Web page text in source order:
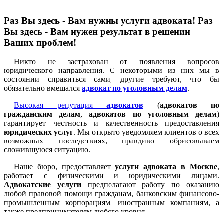
Раз Вы здесь - Вам нужны услуги адвоката! Раз
Вы здесь - Вам нужен результат в решении
Ваших проблем!
Никто не застрахован от появления вопросов
юридического направления. С некоторыми из них мы в
состоянии справиться сами, другие требуют, что бы
обязательно вмешался адвокат по уголовным делам.
Высокая репутация адвокатов (адвокатов по
гражданским делам,адвокатов по уголовным делам)
гарантирует честность и качественность предоставления
юридических услуг. Мы открыто уведомляем клиентов о всех
возможных последствиях, правдиво обрисовываем
сложившуюся ситуацию.
Наше бюро, предоставляет услуги адвоката в Москве,
работает с физическими и юридическими лицами.
Адвокатские услугипредполагают работу по оказанию
любой правовой помощи гражданам, банковским финансово-
промышленным корпорациям, иностранным компаниям, а